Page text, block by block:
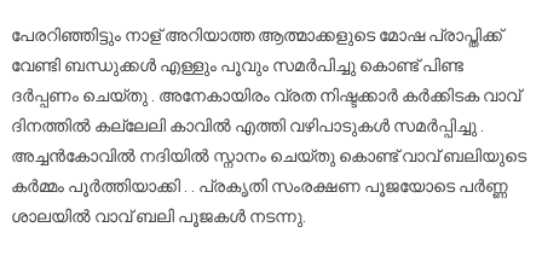
പേരറിഞ്ഞിട്ടും നാള് അറിയാത്ത ആത്മാക്കളുടെ മോഷ പ്രാപ്തിക്ക്
വേണ്ടി ബന്ധുക്കൾ എള്ളും പൂവും സമർപിച്ചു കൊണ്ട് പിണ്ട
ദർപ്പണം ചെയ്തു . അനേകായിരം വ്രത നിഷ്ടക്കാർ കർക്കിടക വാവ്
ദിനത്തിൽ കല്ലേലി കാവിൽ എത്തി വഴിപാടുകൾ സമർപ്പിച്ചു .
അച്ചൻകോവിൽ നദിയിൽ സ്നാനം ചെയ്തു കൊണ്ട് വാവ് ബലിയുടെ
കർമ്മം പൂർത്തിയാക്കി . . പ്രകൃതി സംരക്ഷണ പൂജയോടെ പർണ്ണ
ശാലയിൽ വാവ് ബലി പൂജകൾ നടന്നു.